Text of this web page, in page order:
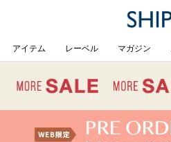
アイテム レーベル マガジン